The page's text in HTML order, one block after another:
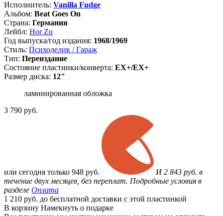
Исполнитель: Vanilla Fudge
Альбом: Beat Goes On
Страна: Германия
Лейбл: Hor Zu
Год выпуска/год издания: 1968/1969
Стиль: Психоделик / Гараж
Тип: Переиздание
Состояние пластинки/конверта: EX+/EX+
Размер диска: 12"
ламинированная обложка
3 790 руб.
или сегодня только 948 руб.
И 2 843 руб. в
течение двух месяцев, без переплат. Подробные условия в
разделе Оплата
1 210 руб. до бесплатной доставки с этой пластинкой
В корзину Намекнуть о подарке